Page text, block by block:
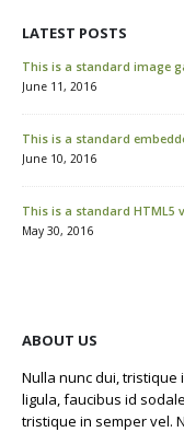
LATEST POSTS
This is a standard image
June 11, 2016
This is a standard
June 10, 2016
This is a standard HTML5
May 30, 2016
ABOUT US
Nulla nunc dui, tristique
ligula, faucibus id
tristique in semper vel.